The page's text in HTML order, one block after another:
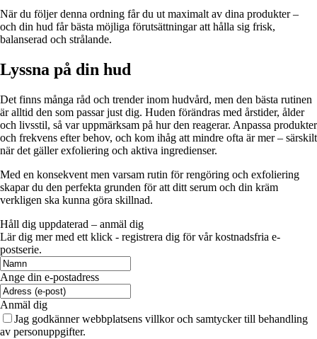
När du följer denna ordning får du ut maximalt av dina produkter –
och din hud får bästa möjliga förutsättningar att hålla sig frisk,
balanserad och strålande.
Lyssna på din hud
Det finns många råd och trender inom hudvård, men den bästa rutinen
är alltid den som passar just dig. Huden förändras med årstider, ålder
och livsstil, så var uppmärksam på hur den reagerar. Anpassa produkter
och frekvens efter behov, och kom ihåg att mindre ofta är mer – särskilt
när det gäller exfoliering och aktiva ingredienser.
Med en konsekvent men varsam rutin för rengöring och exfoliering
skapar du den perfekta grunden för att ditt serum och din kräm
verkligen ska kunna göra skillnad.
Håll dig uppdaterad – anmäl dig
Lär dig mer med ett klick - registrera dig för vår kostnadsfria e-
postserie.
Ange din e-postadress
Anmäl dig
Jag godkänner webbplatsens villkor och samtycker till behandling
av personuppgifter.